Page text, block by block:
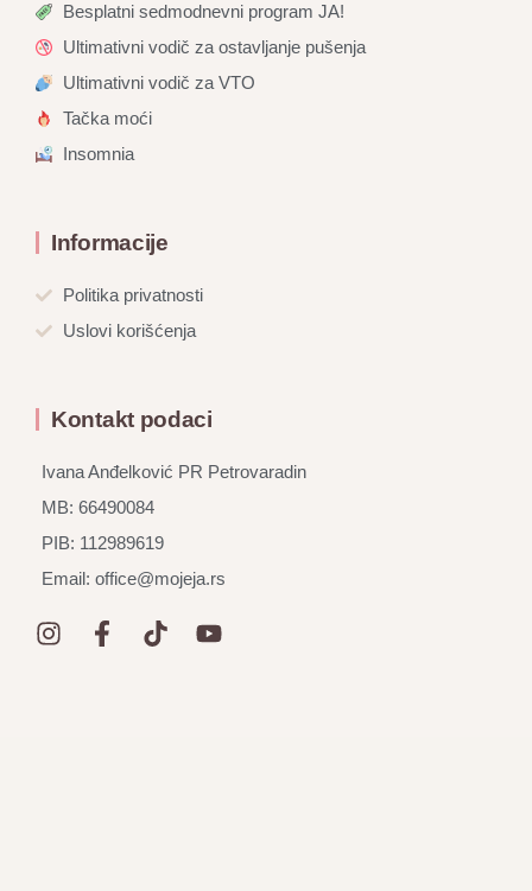
Besplatni sedmodnevni program JA!
Ultimativni vodič za ostavljanje pušenja
Ultimativni vodič za VTO
Tačka moći
Insomnia
Informacije
Politika privatnosti
Uslovi korišćenja
Kontakt podaci
Ivana Anđelković PR Petrovaradin
MB: 66490084
PIB: 112989619
Email: office@mojeja.rs